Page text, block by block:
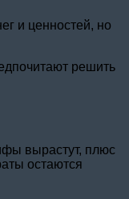
и ценностей, но
решить
вырастут, плюс
остаются